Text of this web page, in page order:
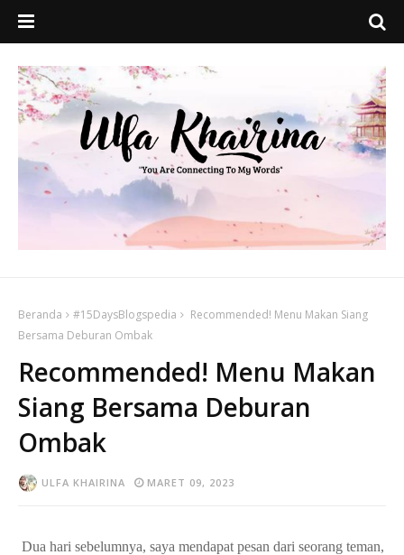
Beranda #15DaysBlogspedia
Recommended! Menu Makan Siang
Bersama Deburan Ombak
Recommended! Menu Makan
Siang Bersama Deburan
Ombak
ULFA KHAIRINA MARET 09, 2023
Dua hari sebelumnya, saya mendapat pesan dari seorang teman,